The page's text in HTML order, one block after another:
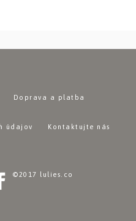
Doprava a platba
údajov Kontaktujte nás
©2017 lulies.co